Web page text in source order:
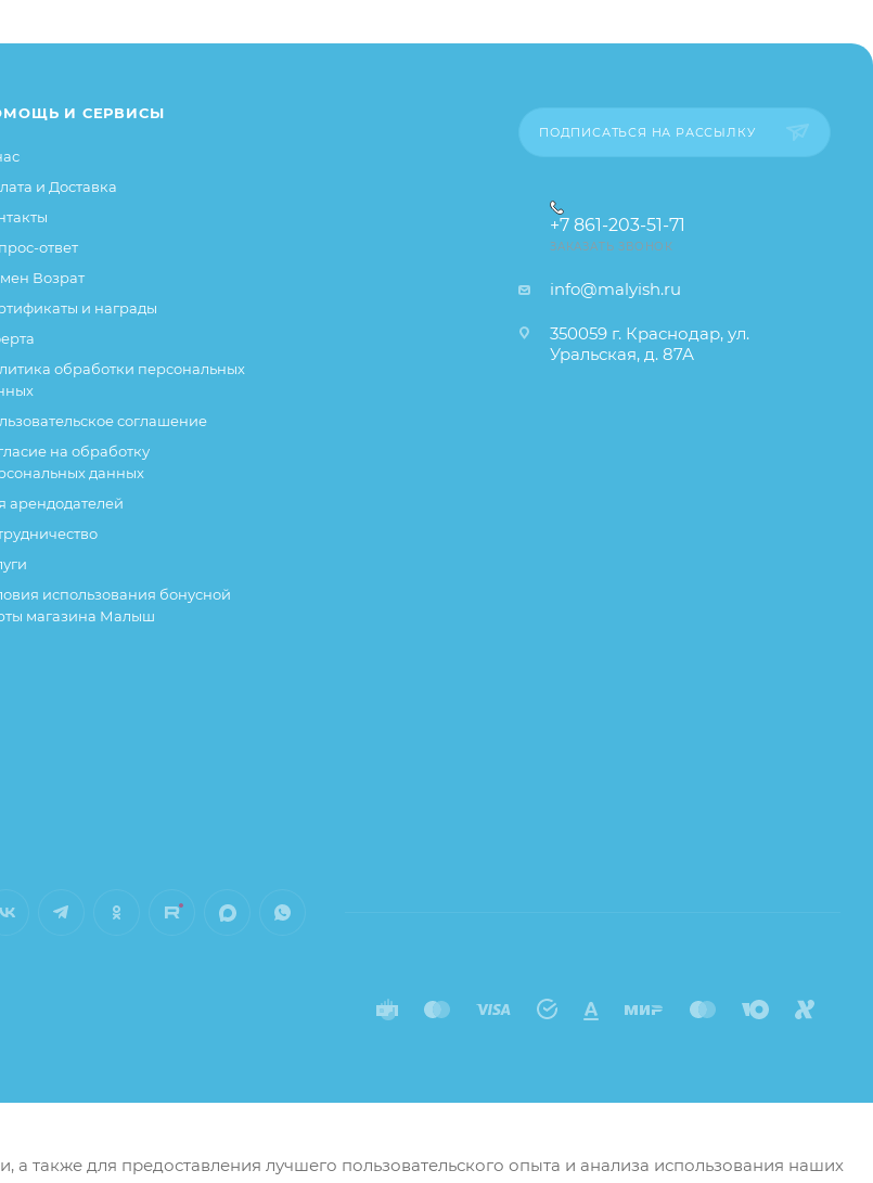
И СЕРВИСЫ
и Доставка
ответ
Возрат
и награды
обработки персональных
соглашение
на обработку
данных
арендодателей
использования бонусной
магазина Малыш
ПОДПИСАТЬСЯ НА РАССЫЛКУ
+7 861-203-51-71
ЗАКАЗАТЬ ЗВОНОК
info@malyish.ru
350059 г. Краснодар, ул.
Уральская, д. 87А
также для предоставления лучшего пользовательского опыта и анализа использования наших